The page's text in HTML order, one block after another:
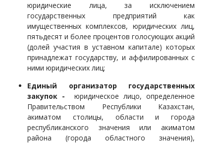
юридические лица, за исключением
государственных предприятий как
имущественных комплексов, юридических лиц,
пятьдесят и более процентов голосующих акций
(долей участия в уставном капитале) которых
принадлежат государству, и аффилированных с
ними юридических лиц;
Единый организатор государственных
закупок -
юридическое лицо, определенное
Правительством Республики Казахстан,
акиматом столицы, области и города
республиканского значения или акиматом
района (города областного значения),